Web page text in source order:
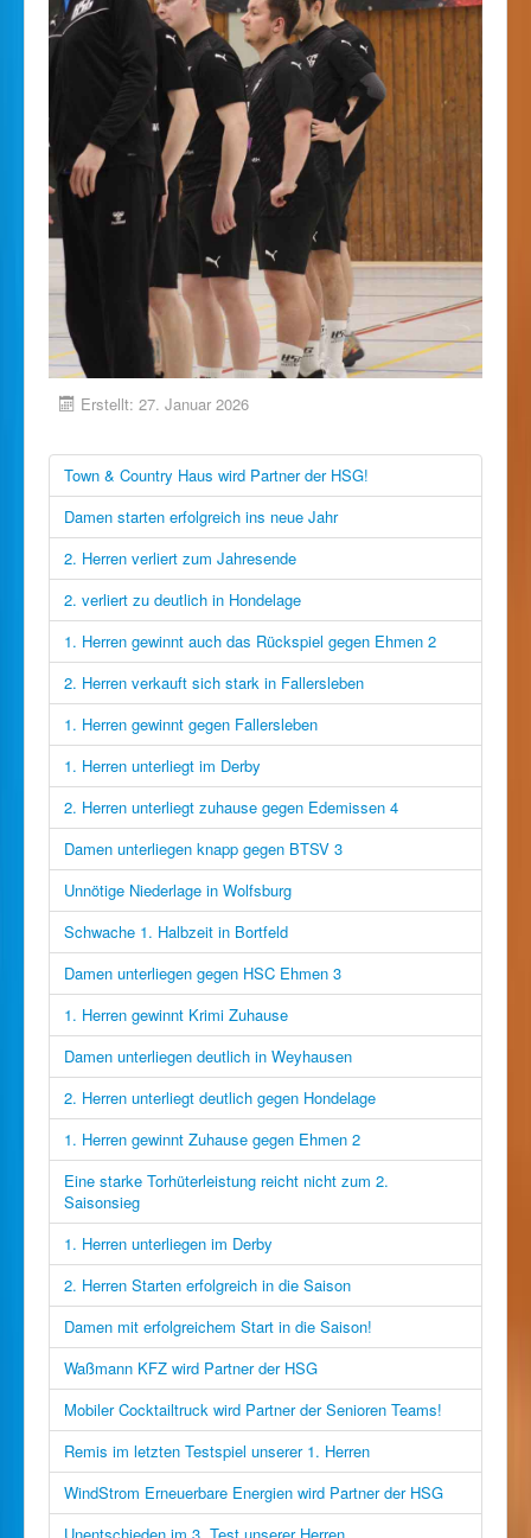
Erstellt: 27. Januar 2026
Town & Country Haus wird Partner der HSG!
Damen starten erfolgreich ins neue Jahr
2. Herren verliert zum Jahresende
2. verliert zu deutlich in Hondelage
1. Herren gewinnt auch das Rückspiel gegen Ehmen 2
2. Herren verkauft sich stark in Fallersleben
1. Herren gewinnt gegen Fallersleben
1. Herren unterliegt im Derby
2. Herren unterliegt zuhause gegen Edemissen 4
Damen unterliegen knapp gegen BTSV 3
Unnötige Niederlage in Wolfsburg
Schwache 1. Halbzeit in Bortfeld
Damen unterliegen gegen HSC Ehmen 3
1. Herren gewinnt Krimi Zuhause
Damen unterliegen deutlich in Weyhausen
2. Herren unterliegt deutlich gegen Hondelage
1. Herren gewinnt Zuhause gegen Ehmen 2
Eine starke Torhüterleistung reicht nicht zum 2.
Saisonsieg
1. Herren unterliegen im Derby
2. Herren Starten erfolgreich in die Saison
Damen mit erfolgreichem Start in die Saison!
Waßmann KFZ wird Partner der HSG
Mobiler Cocktailtruck wird Partner der Senioren Teams!
Remis im letzten Testspiel unserer 1. Herren
WindStrom Erneuerbare Energien wird Partner der HSG